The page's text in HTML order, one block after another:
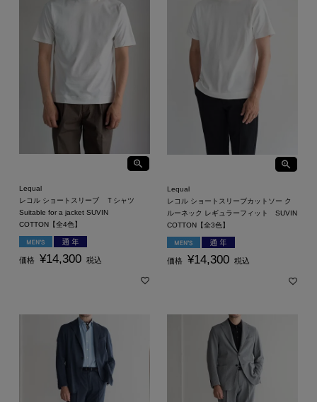
Lequal
レコル ショートスリーブ Ｔシャツ
Suitable for a jacket SUVIN
COTTON【全4色】
価格 ¥14,300 税込
Lequal
レコル ショートスリーブカットソー ク
ルーネック レギュラーフィット SUVIN
COTTON【全3色】
価格 ¥14,300 税込